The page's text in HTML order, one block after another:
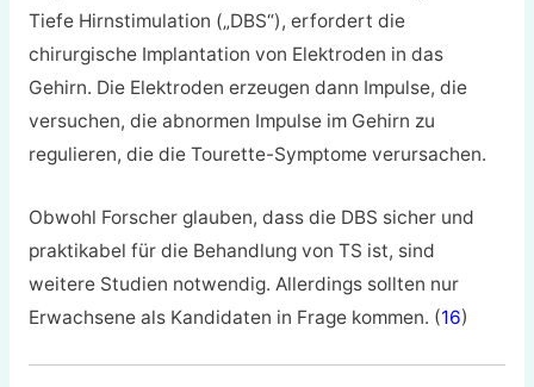
Tiefe Hirnstimulation („DBS“), erfordert die
chirurgische Implantation von Elektroden in das
Gehirn. Die Elektroden erzeugen dann Impulse, die
versuchen, die abnormen Impulse im Gehirn zu
regulieren, die die Tourette-Symptome verursachen.
Obwohl Forscher glauben, dass die DBS sicher und
praktikabel für die Behandlung von TS ist, sind
weitere Studien notwendig. Allerdings sollten nur
Erwachsene als Kandidaten in Frage kommen. (16)